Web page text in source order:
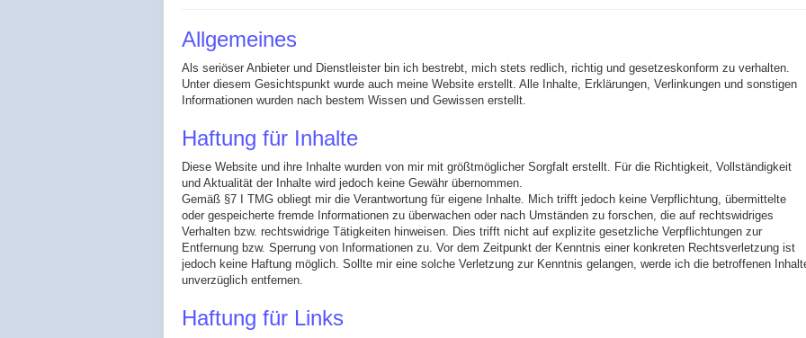
Allgemeines
Als seriöser Anbieter und Dienstleister bin ich bestrebt, mich stets redlich, richtig und gesetzeskonform zu verhalten.
Unter diesem Gesichtspunkt wurde auch meine Website erstellt. Alle Inhalte, Erklärungen, Verlinkungen und sonstigen
Informationen wurden nach bestem Wissen und Gewissen erstellt.
Haftung für Inhalte
Diese Website und ihre Inhalte wurden von mir mit größtmöglicher Sorgfalt erstellt. Für die Richtigkeit, Vollständigkeit
und Aktualität der Inhalte wird jedoch keine Gewähr übernommen.
Gemäß §7 I TMG obliegt mir die Verantwortung für eigene Inhalte. Mich trifft jedoch keine Verpflichtung, übermittelte
oder gespeicherte fremde Informationen zu überwachen oder nach Umständen zu forschen, die auf rechtswidriges
Verhalten bzw. rechtswidrige Tätigkeiten hinweisen. Dies trifft nicht auf explizite gesetzliche Verpflichtungen zur
Entfernung bzw. Sperrung von Informationen zu. Vor dem Zeitpunkt der Kenntnis einer konkreten Rechtsverletzung ist
jedoch keine Haftung möglich. Sollte mir eine solche Verletzung zur Kenntnis gelangen, werde ich die betroffenen
unverzüglich entfernen.
Haftung für Links